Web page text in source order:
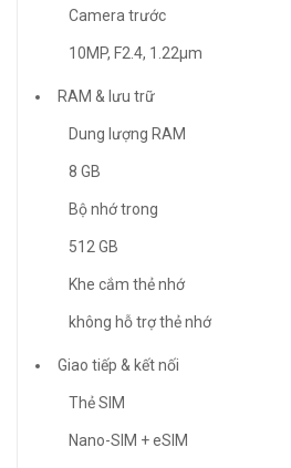
Camera trước
10MP, F2.4, 1.22μm
RAM & lưu trữ
Dung lượng RAM
8 GB
Bộ nhớ trong
512 GB
Khe cắm thẻ nhớ
không hỗ trợ thẻ nhớ
Giao tiếp & kết nối
Thẻ SIM
Nano-SIM + eSIM